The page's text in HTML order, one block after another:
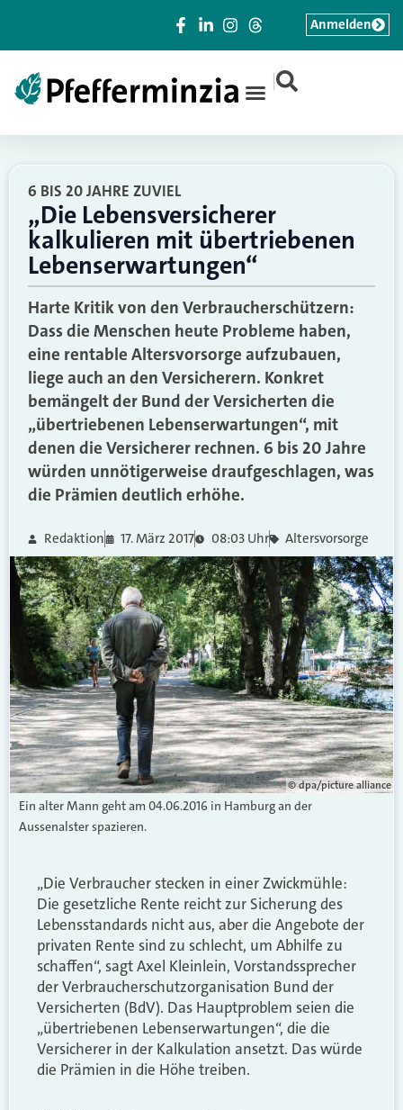
|
Anmelden
6 BIS 20 JAHRE ZUVIEL
„Die Lebensversicherer
kalkulieren mit übertriebenen
Lebenserwartungen“
Harte Kritik von den Verbraucherschützern:
Dass die Menschen heute Probleme haben,
eine rentable Altersvorsorge aufzubauen,
liege auch an den Versicherern. Konkret
bemängelt der Bund der Versicherten die
„übertriebenen Lebenserwartungen“, mit
denen die Versicherer rechnen. 6 bis 20 Jahre
würden unnötigerweise draufgeschlagen, was
die Prämien deutlich erhöhe.
Redaktion 17. März 2017 08:03 Uhr Altersvorsorge
© dpa/picture alliance
Ein alter Mann geht am 04.06.2016 in Hamburg an der
Aussenalster spazieren.
„Die Verbraucher stecken in einer Zwickmühle:
Die gesetzliche Rente reicht zur Sicherung des
Lebensstandards nicht aus, aber die Angebote der
privaten Rente sind zu schlecht, um Abhilfe zu
schaffen“, sagt Axel Kleinlein, Vorstandssprecher
der Verbraucherschutzorganisation Bund der
Versicherten (BdV). Das Hauptproblem seien die
„übertriebenen Lebenserwartungen“, die die
Versicherer in der Kalkulation ansetzt. Das würde
die Prämien in die Höhe treiben.